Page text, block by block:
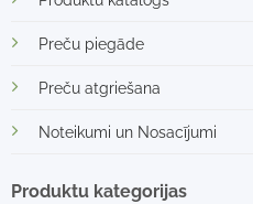
Preču piegāde
Preču atgriešana
Noteikumi un Nosacījumi
Produktu kategorijas